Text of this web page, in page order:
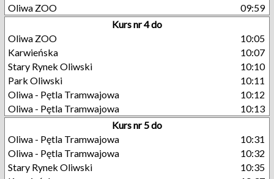
Oliwa ZOO
09:59
Kurs nr 4 do
Oliwa ZOO
10:05
Karwieńska
10:07
Stary Rynek Oliwski
10:10
Park Oliwski
10:11
Oliwa - Pętla Tramwajowa
10:12
Oliwa - Pętla Tramwajowa
10:13
Kurs nr 5 do
Oliwa - Pętla Tramwajowa
10:31
Oliwa - Pętla Tramwajowa
10:32
Stary Rynek Oliwski
10:35